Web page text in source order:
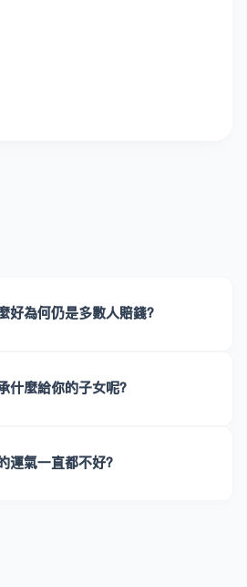
好為何仍是多數人賠錢？
什麼給你的子女呢？
運氣一直都不好？